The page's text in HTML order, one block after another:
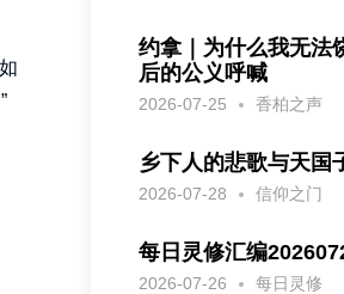
约拿｜为什么我无
后的公义呼喊
2026-07-25 香柏之声
乡下人的悲歌与天国
2026-07-28 信仰之门
每日灵修汇编
2026-07-26 每日灵修